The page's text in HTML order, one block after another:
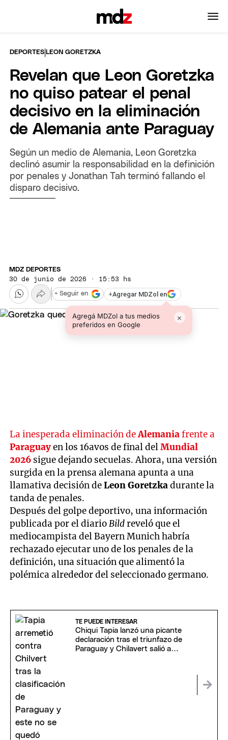
DEPORTES |LEON GORETZKA
Revelan que Leon Goretzka
no quiso patear el penal
decisivo en la eliminación
de Alemania ante Paraguay
Según un medio de Alemania, Leon Goretzka
declinó asumir la responsabilidad en la definición
por penales y Jonathan Tah terminó fallando el
disparo decisivo.
MDZ DEPORTES
30 de junio de 2026 · 15:53 hs
+Agregar MDZol en
Agregá MDZol a tus medios
preferidos en Google
×
+ Seguir en
La inesperada eliminación deAlemaniafrente a
Paraguayen los 16avos de final delMundial
2026 sigue dejando secuelas. Ahora, una versión
surgida en la prensa alemana apunta a una
llamativa decisión deLeon Goretzkadurante la
tanda de penales.
Después del golpe deportivo, una información
publicada por el diarioBildreveló que el
mediocampista del Bayern Munich habría
rechazado ejecutar uno de los penales de la
definición, una situación que alimentó la
polémica alrededor del seleccionado germano.
TE PUEDE INTERESAR
Chiqui Tapia lanzó una picante
declaración tras el triunfazo de
Paraguay y Chilavert salió a